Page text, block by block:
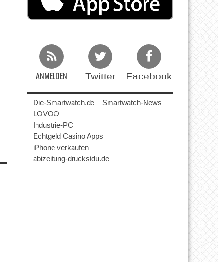
ANMELDEN Twitter Facebook
Die-Smartwatch.de – Smartwatch-News
LOVOO
Industrie-PC
Echtgeld Casino Apps
iPhone verkaufen
abizeitung-druckstdu.de